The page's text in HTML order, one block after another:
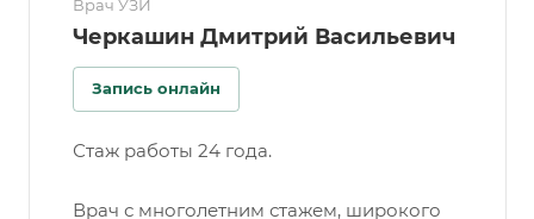
Врач УЗИ
Черкашин Дмитрий Васильевич
Запись онлайн
Стаж работы 24 года.
Врач с многолетним стажем, широкого